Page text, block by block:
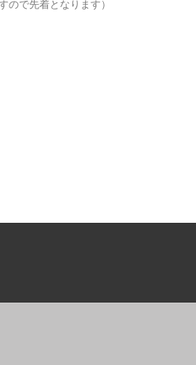
ので先着となります）